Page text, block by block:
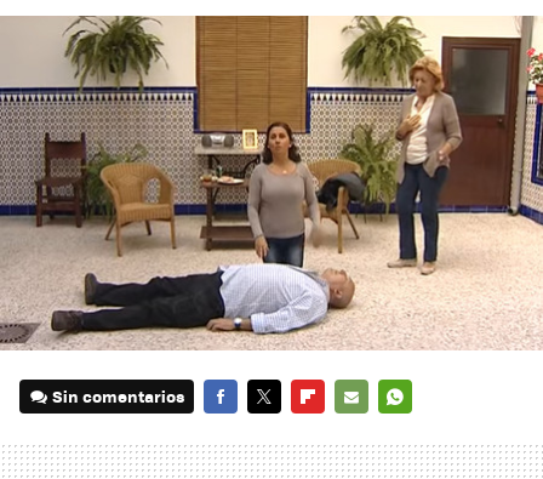
Sin comentarios
MAIL